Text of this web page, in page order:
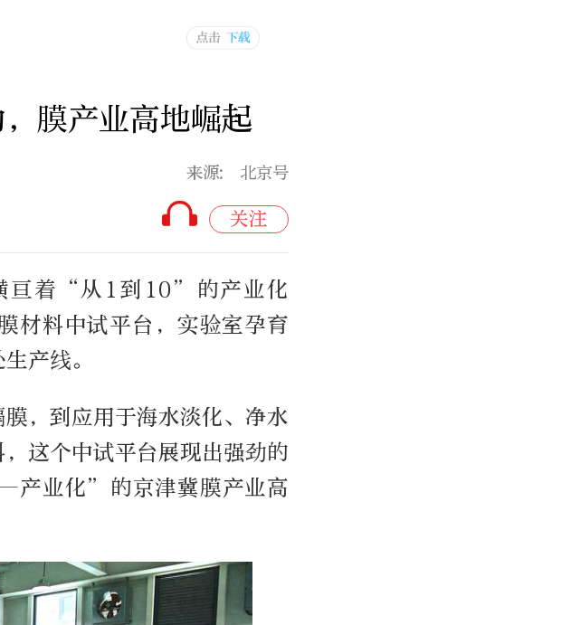
膜产业高地崛起
来源: 北京号
关注
亘着“从1到10”的产业化
材料中试平台，实验室孕育
产线。
，到应用于海水淡化、净水
这个中试平台展现出强劲的
业化”的京津冀膜产业高